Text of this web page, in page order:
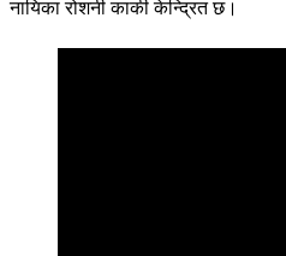
नायिका रोशनी कार्की केन्द्रित छ।